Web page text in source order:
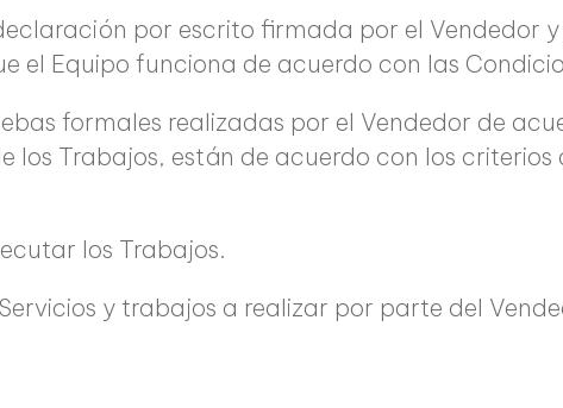
por escrito firmada por el Vendedor
el Equipo funciona de acuerdo con las
formales realizadas por el Vendedor de
Trabajos, están de acuerdo con los
los Trabajos.
y trabajos a realizar por parte del